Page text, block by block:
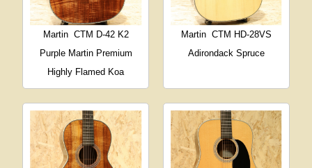
Martin CTM D-42 K2
Purple Martin Premium
Highly Flamed Koa
Martin CTM HD-28VS
Adirondack Spruce